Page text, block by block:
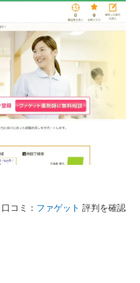
口コミ： ファゲット 評判を確認